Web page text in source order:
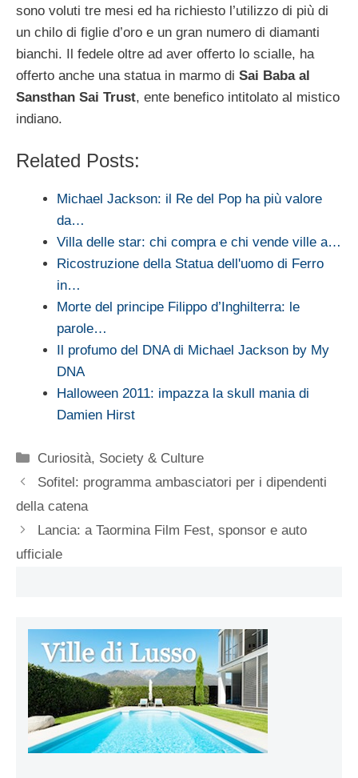
sono voluti tre mesi ed ha richiesto l’utilizzo di più di
un chilo di figlie d’oro e un gran numero di diamanti
bianchi. Il fedele oltre ad aver offerto lo scialle, ha
offerto anche una statua in marmo di Sai Baba al
Sansthan Sai Trust, ente benefico intitolato al mistico
indiano.
Related Posts:
Michael Jackson: il Re del Pop ha più valore
da…
Villa delle star: chi compra e chi vende ville a…
Ricostruzione della Statua dell'uomo di Ferro
in…
Morte del principe Filippo d’Inghilterra: le
parole…
Il profumo del DNA di Michael Jackson by My
DNA
Halloween 2011: impazza la skull mania di
Damien Hirst
Categorie
Curiosità, Society & Culture
Sofitel: programma ambasciatori per i dipendenti
della catena
Lancia: a Taormina Film Fest, sponsor e auto
ufficiale